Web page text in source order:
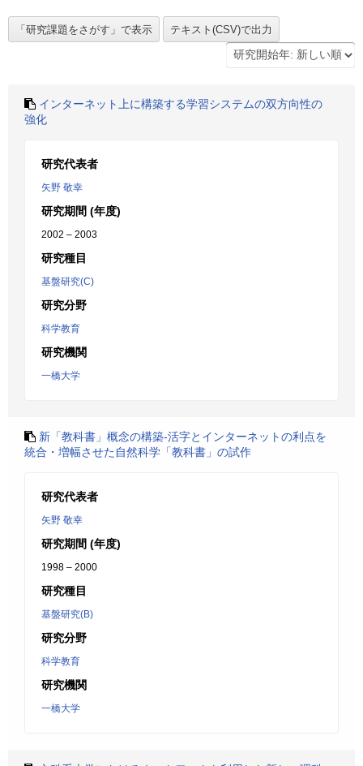
インターネット上に構築する学習システムの双方向性の
強化
研究代表者
矢野 敬幸
研究期間 (年度)
2002 – 2003
研究種目
基盤研究(C)
研究分野
科学教育
研究機関
一橋大学
新「教科書」概念の構築-活字とインターネットの利点を
統合・増幅させた自然科学「教科書」の試作
研究代表者
矢野 敬幸
研究期間 (年度)
1998 – 2000
研究種目
基盤研究(B)
研究分野
科学教育
研究機関
一橋大学